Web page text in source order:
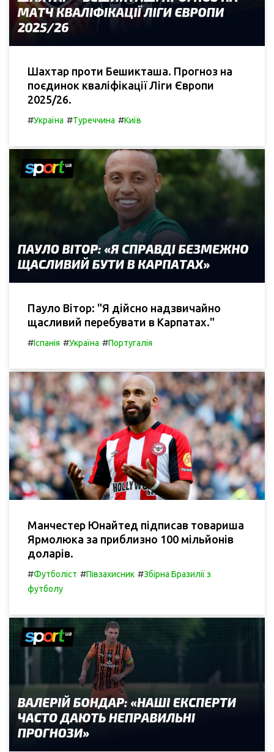
Шахтар проти Бешикташа. Прогноз на
поєдинок кваліфікації Ліги Європи
2025/26.
#Україна #Туреччина #Київ
Пауло Вітор: "Я дійсно надзвичайно
щасливий перебувати в Карпатах."
#Іспанія #Україна #Португалія
Манчестер Юнайтед підписав товариша
Ярмолюка за приблизно 100 мільйонів
доларів.
#Футболіст #Півзахисник #Збірна Бразилії з
футболу